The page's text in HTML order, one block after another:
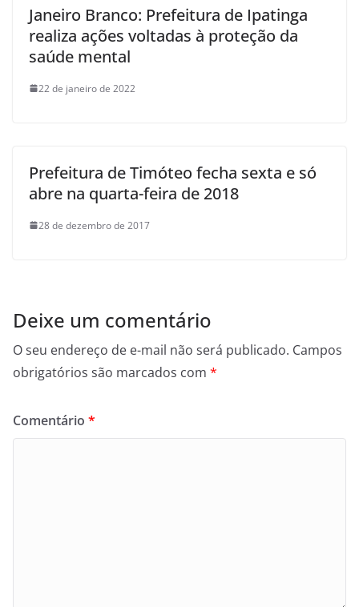
Janeiro Branco: Prefeitura de Ipatinga
realiza ações voltadas à proteção da
saúde mental
22 de janeiro de 2022
Prefeitura de Timóteo fecha sexta e só
abre na quarta-feira de 2018
28 de dezembro de 2017
Deixe um comentário
O seu endereço de e-mail não será publicado. Campos
obrigatórios são marcados com *
Comentário *